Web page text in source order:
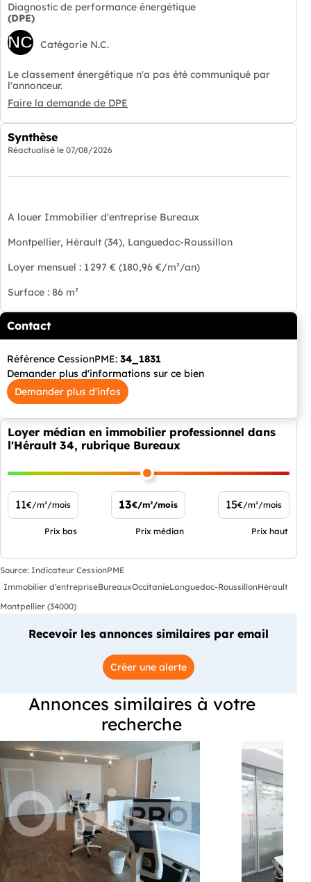
Diagnostic de performance énergétique
(DPE)
NC Catégorie N.C.
Le classement énergétique n'a pas été communiqué par
l'annonceur.
Faire la demande de DPE
Synthèse
Réactualisé le 07/08/2026
A louer Immobilier d'entreprise Bureaux
Montpellier, Hérault (34), Languedoc-Roussillon
Loyer mensuel : 1 297 € (180,96 €/m²/an)
Surface : 86 m²
Contact
Référence CessionPME: 34_1831
Demander plus d'informations sur ce bien
Demander plus d'infos
Loyer médian en immobilier professionnel dans
l'Hérault 34, rubrique Bureaux
11€/m²/mois
Prix bas
13€/m²/mois
Prix médian
15€/m²/mois
Prix haut
Source: Indicateur CessionPME
Immobilier d'entrepriseBureauxOccitanieLanguedoc-RoussillonHérault
Montpellier (34000)
Recevoir les annonces similaires par email
Créer une alerte
Annonces similaires à votre
recherche